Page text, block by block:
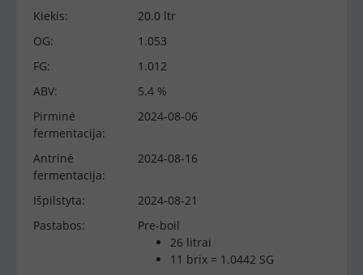
Kiekis:
20.0 ltr
OG:
1.053
FG:
1.012
ABV:
5.4 %
Pirminė
fermentacija:
2024-08-06
Antrinė
fermentacija:
2024-08-16
Išpilstyta:
2024-08-21
Pastabos:
Pre-boil
26 litrai
11 brix = 1.0442 SG